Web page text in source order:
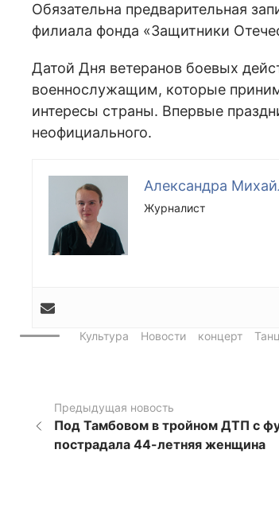
Обязательна предварительная
филиала фонда «Защитники
Датой Дня ветеранов боевых
военнослужащим, которые
интересы страны. Впервые
неофициального.
Александра
Журналист
Культура Новости концерт
Предыдущая новость
Под Тамбовом в тройном ДТП с
пострадала 44-летняя женщина